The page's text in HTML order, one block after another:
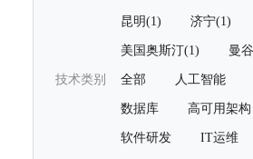
昆明(1) 济宁(1)
美国奥斯汀(1) 曼
技术类别 全部 人工智能
数据库 高可用架构
软件研发 IT运维